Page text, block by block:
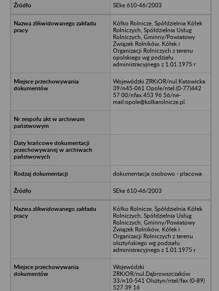
SEke 610-46/2003
Kółko Rolnicze, Spółdzielnia Kółek
Rolniczych, Spółdzielnia Usług
Rolniczych, Gminny/Powiatowy
Związek Rolników, Kółek i
Organizacji Rolniczych z terenu
opolskiego wg podziału
administracyjnego z 1.01.1975 r
Wojewódzki ZRKiOR/nul.Katowicka
39/n45-061 Opole/ntel.(0-77)442
57 00/nfax.453 96 56/ne-
mail:opole@kolkarolnicze.pl.
dokumentacja osobowo - płacowa
SEke 610-46/2003
Kółko Rolnicze, Spółdzielnia Kółek
Rolniczych, Spółdzielnia Usług
Rolniczych, Gminny/Powiatowy
Związek Rolników, Kółek i
Organizacji Rolniczych z terenu
olsztyńskiego wg podziału
administracyjnego z 1.01.1975 r
Wojewódzki
ZRKiOR/nul.Dąbrowszczaków
33/n10-541 Olsztyn/ntel/fax (0-89)
527 39 16